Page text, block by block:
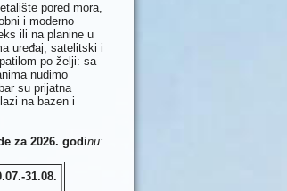
pored mora,
i moderno
ili na planine u
uređaj, satelitski i
po želji: sa
nudimo
su prijatna
na bazen i
za 2026. godinu:
31.08.